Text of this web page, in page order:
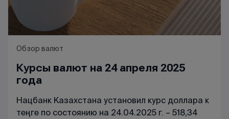
Обзор валют
Курсы валют на 24 апреля 2025
года
Нацбанк Казахстана установил курс доллара к
теңге по состоянию на 24.04.2025 г. – 518,34